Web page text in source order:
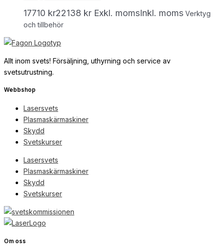
17710 kr22138 kr Exkl. momsInkl. moms Verktyg
och tillbehör
Allt inom svets! Försäljning, uthyrning och service av
svetsutrustning.
Webbshop
Lasersvets
Plasmaskärmaskiner
Skydd
Svetskurser
Lasersvets
Plasmaskärmaskiner
Skydd
Svetskurser
Om oss